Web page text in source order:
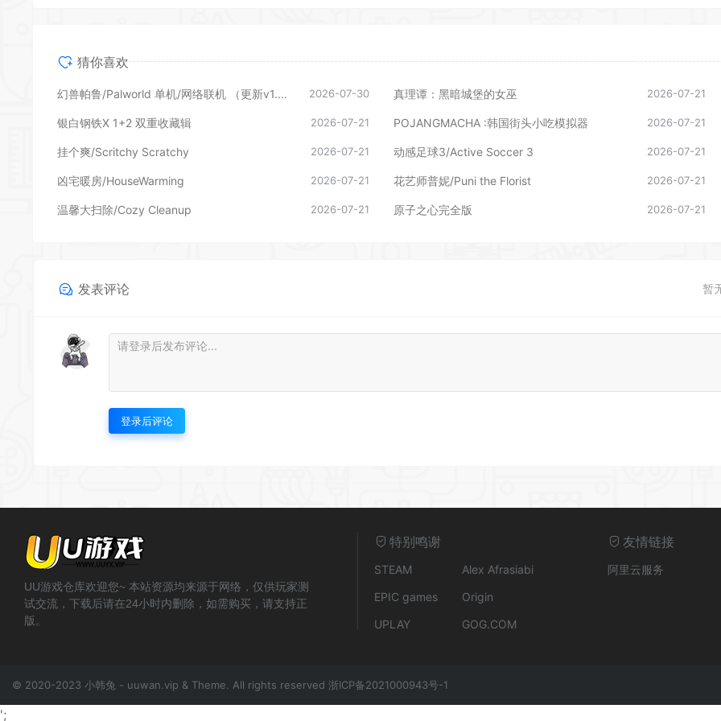
猜你喜欢
幻兽帕鲁/Palworld 单机/网络联机 （更新v1.0.1.10619） 2026-07-30 真理谭：黑暗城堡的女巫 2026-07-21
银白钢铁X 1+2 双重收藏辑 2026-07-21 POJANGMACHA :韩国街头小吃模拟器 2026-07-21
挂个爽/Scritchy Scratchy 2026-07-21 动感足球3/Active Soccer 3 2026-07-21
凶宅暖房/HouseWarming 2026-07-21 花艺师普妮/Puni the Florist 2026-07-21
温馨大扫除/Cozy Cleanup 2026-07-21 原子之心完全版 2026-07-21
发表评论 暂
登录后评论
UU游戏仓库欢迎您~ 本站资源均来源于网络，仅供玩家测
试交流，下载后请在24小时内删除，如需购买，请支持正
版。
特别鸣谢
STEAM
Alex Afrasiabi
EPIC games
Origin
UPLAY
GOG.COM
友情链接
阿里云服务
© 2020-2023 小韩兔 - uuwan.vip & Theme. All rights reserved 浙ICP备2021000943号-1
';